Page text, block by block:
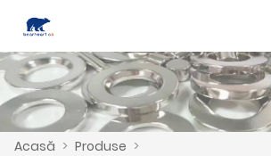
Acasă > Produse >